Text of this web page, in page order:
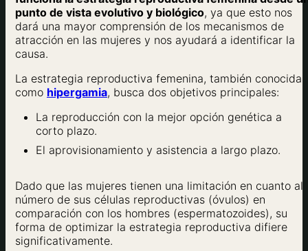
punto de vista evolutivo y biológico, ya que esto nos
dará una mayor comprensión de los mecanismos de
atracción en las mujeres y nos ayudará a identificar la
causa.
La estrategia reproductiva femenina, también conocida
como hipergamia, busca dos objetivos principales:
La reproducción con la mejor opción genética a
corto plazo.
El aprovisionamiento y asistencia a largo plazo.
Dado que las mujeres tienen una limitación en cuanto al
número de sus células reproductivas (óvulos) en
comparación con los hombres (espermatozoides), su
forma de optimizar la estrategia reproductiva difiere
significativamente.